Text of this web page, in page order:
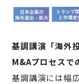
基調講演「海外
M&Aプロセスで
基調講演には幅